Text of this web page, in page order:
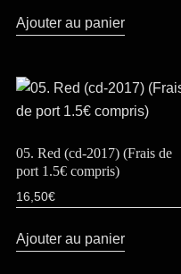
Ajouter au panier
05. Red (cd-2017) (Frais de
port 1.5€ compris)
16,50€
Ajouter au panier